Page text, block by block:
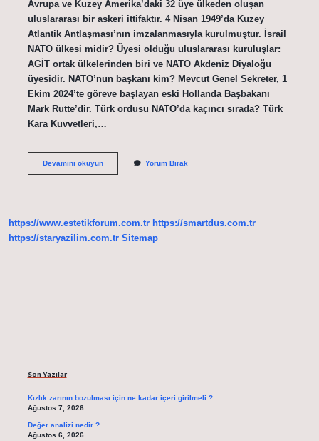
Avrupa ve Kuzey Amerika’daki 32 üye ülkeden oluşan
uluslararası bir askeri ittifaktır. 4 Nisan 1949’da Kuzey
Atlantik Antlaşması’nın imzalanmasıyla kurulmuştur. İsrail
NATO ülkesi midir? Üyesi olduğu uluslararası kuruluşlar:
AGİT ortak ülkelerinden biri ve NATO Akdeniz Diyaloğu
üyesidir. NATO’nun başkanı kim? Mevcut Genel Sekreter, 1
Ekim 2024’te göreve başlayan eski Hollanda Başbakanı
Mark Rutte’dir. Türk ordusu NATO’da kaçıncı sırada? Türk
Kara Kuvvetleri,…
Devamını okuyunNato
Yorum Bırak
https://www.estetikforum.com.tr https://smartdus.com.tr
https://staryazilim.com.tr Sitemap
Son Yazılar
Kızlık zarının bozulması için ne kadar içeri girilmeli ?
Ağustos 7, 2026
Değer analizi nedir ?
Ağustos 6, 2026